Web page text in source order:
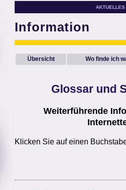
AKTUELLES
Information
Übersicht Wo finde ich
Glossarund
Weiterführende
Klicken Sie auf einen